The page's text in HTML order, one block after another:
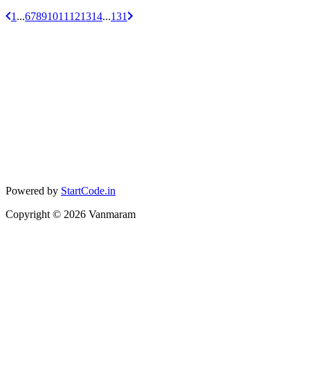
1 ...67891011 121314...131
Powered by StartCode.in
Copyright © 2026 Vanmaram